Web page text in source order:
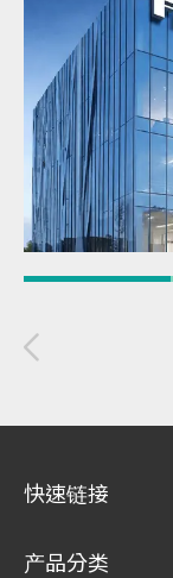
快速链接
产品分类